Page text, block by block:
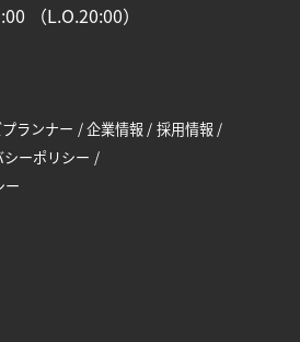
（L.O.20:00）
ランナー 企業情報
採⽤情報
シーポリシー
ー